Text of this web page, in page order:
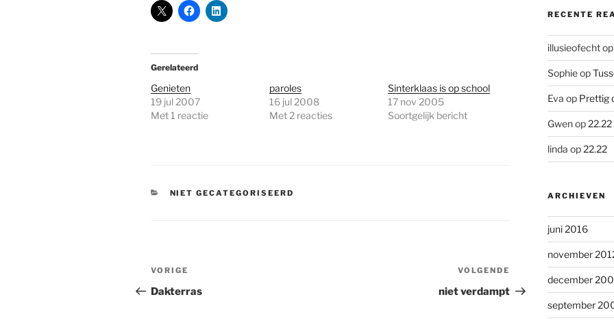
Gerelateerd
Genieten
19 jul 2007
Met 1 reactie
paroles
16 jul 2008
Met 2 reacties
Sinterklaas is op school
17 nov 2005
Soortgelijk bericht
CATEGORIEËN
NIET GECATEGORISEERD
Bericht
navigatie
Vorig
bericht
VORIGE
Dakterras
bericht
VOLGENDE
niet verdampt
RECENTE
illusieofechtop
Sophieop
Eva op Prettig
Gwenop22.22
linda op22.22
ARCHIEVEN
juni 2016
november
december
september